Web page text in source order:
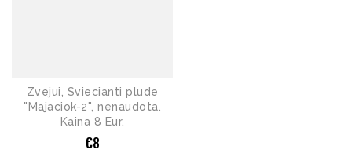
Zvejui, Sviecianti plude
"Majaciok-2", nenaudota.
Kaina 8 Eur.
€8